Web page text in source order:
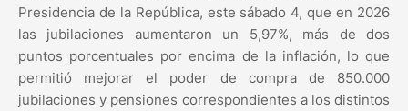
Presidencia de la República, este sábado 4, que en 2026
las jubilaciones aumentaron un 5,97%, más de dos
puntos porcentuales por encima de la inflación, lo que
permitió mejorar el poder de compra de 850.000
jubilaciones y pensiones correspondientes a los distintos